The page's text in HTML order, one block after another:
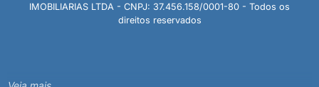
IMOBILIARIAS LTDA - CNPJ: 37.456.158/0001-80 - Todos os
direitos reservados